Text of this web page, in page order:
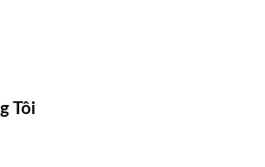
Tôi